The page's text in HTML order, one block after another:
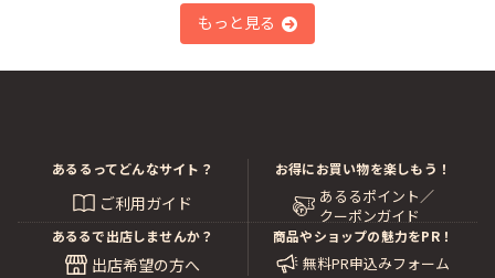
もっと見る
あるるってどんなサイト？
ご利用ガイド
お得にお買い物を楽しもう！
あるるポイント／
クーポンガイド
あるるで出店しませんか？
出店希望の方へ
商品やショップの魅力をPR！
無料PR申込みフォーム